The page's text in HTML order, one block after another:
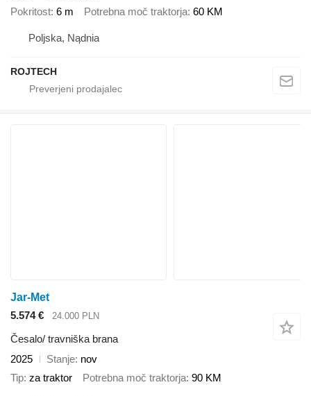
Pokritost 6 m Potrebna moč traktorja 60 KM
Poljska, Nądnia
ROJTECH
Jar-Met
5.574 €
24.000 PLN
Česalo/ travniška brana
2025
Stanje nov
Tip za traktor Potrebna moč traktorja 90 KM